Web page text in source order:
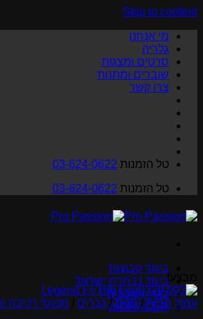
Skip to content
מי אנחנו
גלריה
סרטים ומצגות
שוברים ומתנות
צרו קשר
טל הזמנות 03-624-0622
טל הזמנות 03-624-0622
ביגוד קבוצות
ביגוד נבחרת ישראל
בגדי המכביה
BIORACER
מבצע!
עמוד הבית / חנות / גברים מכנסי רכיבה